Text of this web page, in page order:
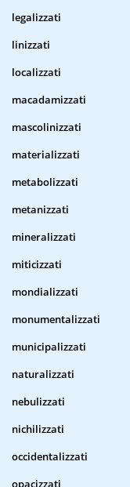
legalizzati
linizzati
localizzati
macadamizzati
mascolinizzati
materializzati
metabolizzati
metanizzati
mineralizzati
miticizzati
mondializzati
monumentalizzati
municipalizzati
naturalizzati
nebulizzati
nichilizzati
occidentalizzati
opacizzati